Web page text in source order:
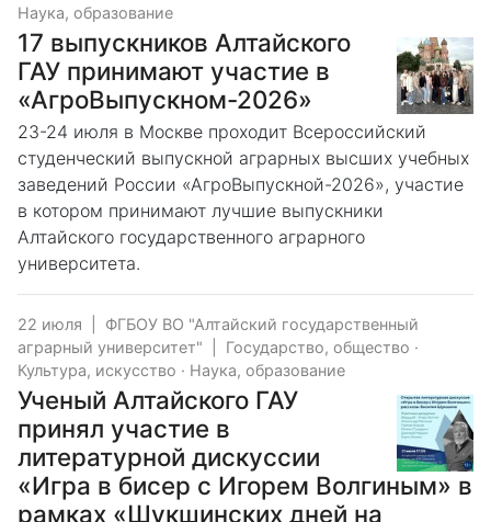
Наука, образование
17 выпускников Алтайского
ГАУ принимают участие в
«АгроВыпускном-2026»
23-24 июля в Москве проходит Всероссийский
студенческий выпускной аграрных высших учебных
заведений России «АгроВыпускной-2026», участие
в котором принимают лучшие выпускники
Алтайского государственного аграрного
университета.
22 июля
ФГБОУ ВО "Алтайский государственный
аграрный университет"
Государство, общество ·
Культура, искусство · Наука, образование
Ученый Алтайского ГАУ
принял участие в
литературной дискуссии
«Игра в бисер с Игорем Волгиным» в
рамках «Шукшинских дней на